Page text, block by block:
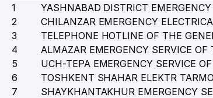
1 YASHNABAD DISTRICT
2
CHILANZAR EMERGENCY
3
TELEPHONE HOTLINE OF THE
4
ALMAZAR EMERGENCY SERVICE
5
UCH-TEPA EMERGENCY SERVICE
6
TOSHKENT SHAHAR ELEKTR
7
SHAYKHANTAKHUR EMERGENCY